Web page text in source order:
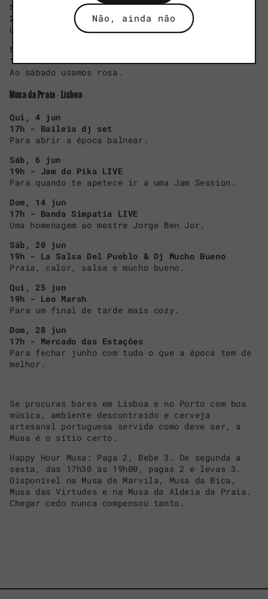
Sex, 26 jun
22h - Brasco
Um set de hip hop e rap.
Sáb, 27 jun
19h - Noite Rubra
Ao sábado usamos rosa.
Musa da Praia - Lisboa
Qui, 4 jun
17h - Baileia dj set
Para abrir a época balnear.
Sáb, 6 jun
19h - Jam do Pika LIVE
Para quando te apetece ir a uma Jam Session.
Dom, 14 jun
17h - Banda Simpatia LIVE
Uma homenagem ao mestre Jorge Ben Jor.
Sáb, 20 jun
19h - La Salsa Del Pueblo & Dj Mucho Bueno
Praia, calor, salsa e mucho bueno.
Qui, 25 jun
19h - Leo Marsh
Para um final de tarde mais cozy.
Dom, 28 jun
17h - Mercado das Estações
Para fechar junho com tudo o que a época tem de
melhor.
Se procuras bares em Lisboa e no Porto com boa
música, ambiente descontraído e cerveja
artesanal portuguesa servida como deve ser, a
Musa é o sítio certo.
Happy Hour Musa: Paga 2, Bebe 3. De segunda a
sexta, das 17h30 às 19h00, pagas 2 e levas 3.
Disponível na Musa de Marvila, Musa da Bica,
Musa das Virtudes e na Musa da Aldeia da Praia.
Chegar cedo nunca compensou tanto.
Não, ainda não